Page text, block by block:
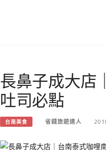
長鼻子成大店
吐司必點
台南美食 省錢旅遊達人